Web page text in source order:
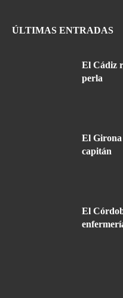
ÚLTIMAS ENTRADAS
El Cádiz
perla
El Girona
capitán
El